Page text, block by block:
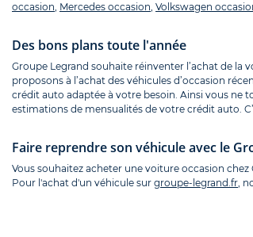
occasion, Mercedes occasion, Volkswagen
Des bons plans toute l'année
Groupe Legrand souhaite réinventer l’achat de la
proposons à l’achat des véhicules d’occasion
crédit auto adaptée à votre besoin. Ainsi vous ne
estimations de mensualités de votre crédit auto.
Faire reprendre son véhicule avec le
Vous souhaitez acheter une voiture occasion
Pour l'achat d'un véhicule sur groupe-legrand.fr,